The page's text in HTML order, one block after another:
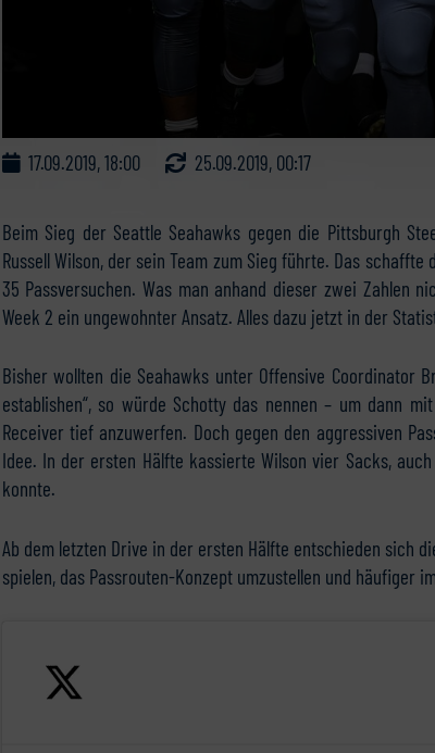
17.09.2019, 18:00 25.09.2019, 00:17
Beim Sieg der Seattle Seahawks gegen die Pittsburgh
Russell Wilson, der sein Team zum Sieg führte. Das
35 Passversuchen. Was man anhand dieser zwei Zahlen
Week 2 ein ungewohnter Ansatz. Alles dazu jetzt in der
Bisher wollten die Seahawks unter Offensive Coordinator
establishen“, so würde Schotty das nennen – um dann
Receiver tief anzuwerfen. Doch gegen den aggressiven
Idee. In der ersten Hälfte kassierte Wilson vier Sacks,
konnte.
Ab dem letzten Drive in der ersten Hälfte entschieden sich
spielen, das Passrouten-Konzept umzustellen und häufiger